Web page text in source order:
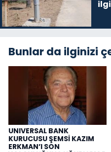
Bunlar da ilginizi
UNIVERSAL BANK
KURUCUSU ŞEMSİ KAZIM
ERKMAN’I SON